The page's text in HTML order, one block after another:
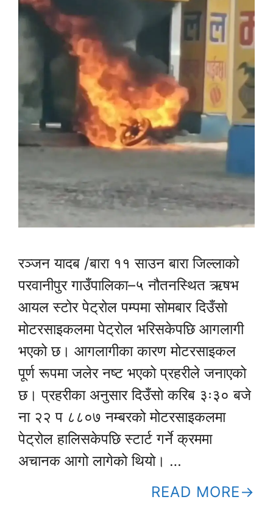
रञ्जन यादब /बारा ११ साउन बारा जिल्लाको
परवानीपुर गाउँपालिका–५ नौतनस्थित ऋषभ
आयल स्टोर पेट्रोल पम्पमा सोमबार दिउँसो
मोटरसाइकलमा पेट्रोल भरिसकेपछि आगलागी
भएको छ। आगलागीका कारण मोटरसाइकल
पूर्ण रूपमा जलेर नष्ट भएको प्रहरीले जनाएको
छ। प्रहरीका अनुसार दिउँसो करिब ३ः३० बजे
ना २२ प ८८०७ नम्बरको मोटरसाइकलमा
पेट्रोल हालिसकेपछि स्टार्ट गर्ने क्रममा
अचानक आगो लागेको थियो। …
READ MORE